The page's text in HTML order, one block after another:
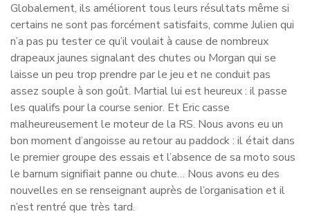
Globalement, ils améliorent tous leurs résultats même si
certains ne sont pas forcément satisfaits, comme Julien qui
n’a pas pu tester ce qu’il voulait à cause de nombreux
drapeaux jaunes signalant des chutes ou Morgan qui se
laisse un peu trop prendre par le jeu et ne conduit pas
assez souple à son goût. Martial lui est heureux : il passe
les qualifs pour la course senior. Et Eric casse
malheureusement le moteur de la RS. Nous avons eu un
bon moment d’angoisse au retour au paddock : il était dans
le premier groupe des essais et l’absence de sa moto sous
le barnum signifiait panne ou chute… Nous avons eu des
nouvelles en se renseignant auprès de l’organisation et il
n’est rentré que très tard.